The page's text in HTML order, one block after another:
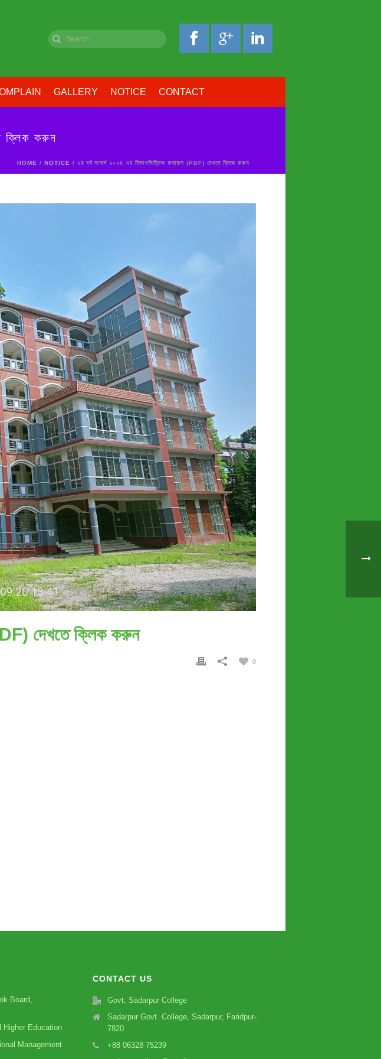
GALLERY NOTICE CONTACT
ক্লিক করুন
HOME / NOTICE / ২য় বর্ষ অনার্স ২০২৪ এর বিভাগভিত্তিক ফলাফল (PDF) দেখতে ক্লিক করুন
দেখতে ক্লিক করুন
0
Board,
Higher Education
Management
CONTACT US
Govt. Sadarpur College
Sadarpur Govt. College, Sadarpur, Faridpur-
7820
+88 06328 75239